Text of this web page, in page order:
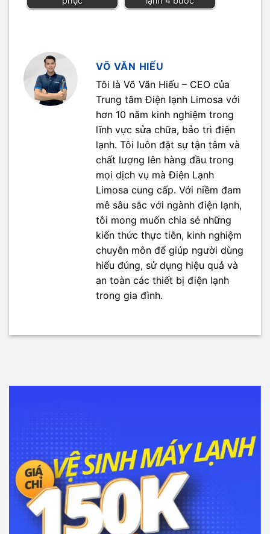
VÕ VĂN HIẾU
Tôi là Võ Văn Hiếu – CEO của
Trung tâm Điện lạnh Limosa với
hơn 10 năm kinh nghiệm trong
lĩnh vực sửa chữa, bảo trì điện
lạnh. Tôi luôn đặt sự tận tâm và
chất lượng lên hàng đầu trong
mọi dịch vụ mà Điện Lạnh
Limosa cung cấp. Với niềm đam
mê sâu sắc với ngành điện lạnh,
tôi mong muốn chia sẻ những
kiến thức thực tiễn, kinh nghiệm
chuyên môn để giúp người dùng
hiểu đúng, sử dụng hiệu quả và
an toàn các thiết bị điện lạnh
trong gia đình.